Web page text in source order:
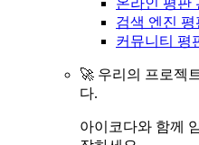
온라인 평판
검색 엔진 평
커뮤니티 평
🚀 우리의 프로젝
다.
아이코다와 함께